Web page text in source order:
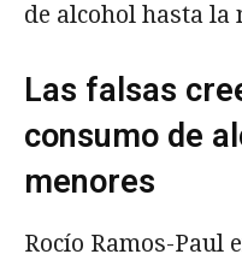
de alcohol hasta la
Las falsas
consumo de
menores
Rocío Ramos-Paul